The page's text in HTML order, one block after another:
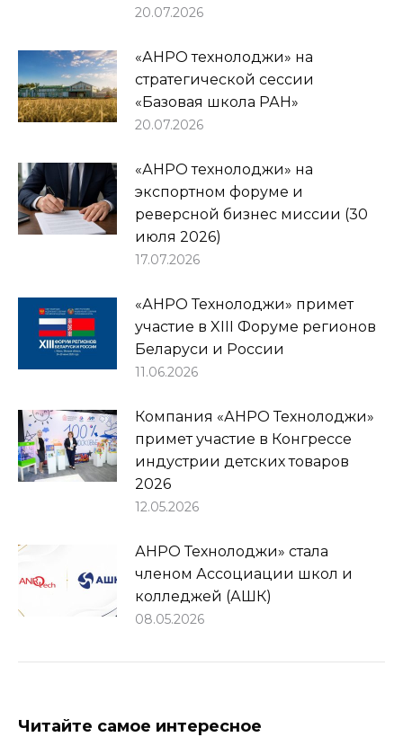
20.07.2026
«АНРО технолоджи» на
стратегической сессии
«Базовая школа РАН»
20.07.2026
«АНРО технолоджи» на
экспортном форуме и
реверсной бизнес миссии (30
июля 2026)
17.07.2026
«АНРО Технолоджи» примет
участие в XIII Форуме регионов
Беларуси и России
11.06.2026
Компания «АНРО Технолоджи»
примет участие в Конгрессе
индустрии детских товаров
2026
12.05.2026
АНРО Технолоджи» стала
членом Ассоциации школ и
колледжей (АШК)
08.05.2026
Читайте самое интересное